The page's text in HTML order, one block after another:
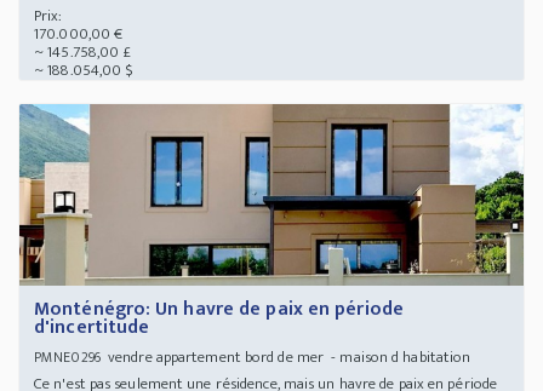
Prix:
170.000,00 €
~ 145.758,00 £
~ 188.054,00 $
Monténégro: Un havre de paix en période
d'incertitude
PMNE0296vendre appartement bord de mer - maison d habitation
Ce n'est pas seulement une résidence, mais un havre de paix en période